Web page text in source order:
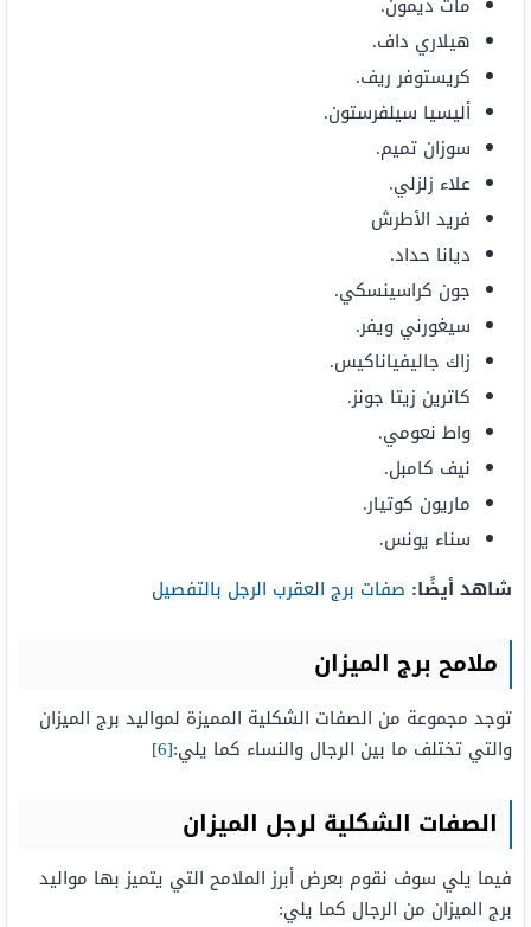
هيلاري داف.
كريستوفر ريف.
أليسيا سيلفرستون.
سوزان تميم.
علاء زلزلي.
فريد الأطرش
ديانا حداد.
جون كراسينسكي.
سيغورني ويفر.
زاك جاليفياناكيس.
كاترين زيتا جونز.
واط نعومي.
نيف كامبل.
ماريون كوتيار.
سناء يونس.
شاهد أيضًا: صفات برج العقرب الرجل بالتفصيل
ملامح برج الميزان
توجد مجموعة من الصفات الشكلية المميزة لمواليد برج الميزان
والتي تختلف ما بين الرجال والنساء كما يلي:[6]
الصفات الشكلية لرجل الميزان
فيما يلي سوف نقوم بعرض أبرز الملامح التي يتميز بها مواليد
برج الميزان من الرجال كما يلي: